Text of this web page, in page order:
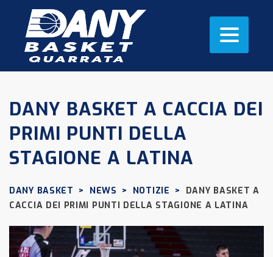
DANY BASKET A CACCIA DEI
PRIMI PUNTI DELLA
STAGIONE A LATINA
DANY BASKET > NEWS > NOTIZIE >
DANY BASKET A
CACCIA DEI PRIMI PUNTI DELLA STAGIONE A LATINA